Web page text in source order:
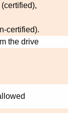
certified).
the drive